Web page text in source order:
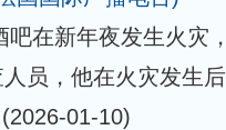
在新年夜发生火灾
员，他在火灾发生
(2026-01-10)